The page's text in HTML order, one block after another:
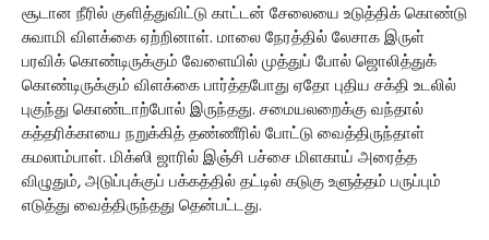
சூடான நீரில் குளித்துவிட்டு காட்டன் சேலையை உடுத்திக் கொண்டு
சுவாமி விளக்கை ஏற்றினாள். மாலை நேரத்தில் லேசாக இருள்
பரவிக் கொண்டிருக்கும் வேளையில் முத்துப் போல் ஜொலித்துக்
கொண்டிருக்கும் விளக்கை பார்த்தபோது ஏதோ புதிய சக்தி உடலில்
புகுந்து கொண்டாற்போல் இருந்தது. சமையலறைக்கு வந்தால்
கத்தரிக்காயை நறுக்கித் தண்ணீரில் போட்டு வைத்திருந்தாள்
கமலாம்பாள். மிக்ஸி ஜாரில் இஞ்சி பச்சை மிளகாய் அரைத்த
விழுதும், அடுப்புக்குப் பக்கத்தில் தட்டில் கடுகு உளுத்தம் பருப்பும்
எடுத்து வைத்திருந்தது தென்பட்டது.